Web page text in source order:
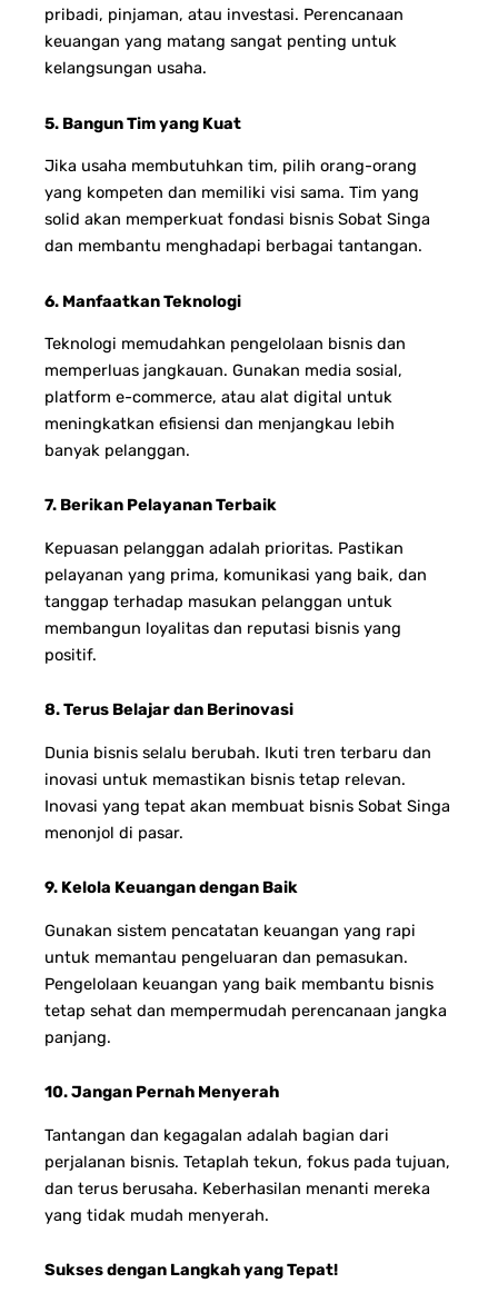
pribadi, pinjaman, atau investasi. Perencanaan
keuangan yang matang sangat penting untuk
kelangsungan usaha.
5. Bangun Tim yang Kuat
Jika usaha membutuhkan tim, pilih orang-orang
yang kompeten dan memiliki visi sama. Tim yang
solid akan memperkuat fondasi bisnis Sobat Singa
dan membantu menghadapi berbagai tantangan.
6. Manfaatkan Teknologi
Teknologi memudahkan pengelolaan bisnis dan
memperluas jangkauan. Gunakan media sosial,
platform e-commerce, atau alat digital untuk
meningkatkan efisiensi dan menjangkau lebih
banyak pelanggan.
7. Berikan Pelayanan Terbaik
Kepuasan pelanggan adalah prioritas. Pastikan
pelayanan yang prima, komunikasi yang baik, dan
tanggap terhadap masukan pelanggan untuk
membangun loyalitas dan reputasi bisnis yang
positif.
8. Terus Belajar dan Berinovasi
Dunia bisnis selalu berubah. Ikuti tren terbaru dan
inovasi untuk memastikan bisnis tetap relevan.
Inovasi yang tepat akan membuat bisnis Sobat Singa
menonjol di pasar.
9. Kelola Keuangan dengan Baik
Gunakan sistem pencatatan keuangan yang rapi
untuk memantau pengeluaran dan pemasukan.
Pengelolaan keuangan yang baik membantu bisnis
tetap sehat dan mempermudah perencanaan jangka
panjang.
10. Jangan Pernah Menyerah
Tantangan dan kegagalan adalah bagian dari
perjalanan bisnis. Tetaplah tekun, fokus pada tujuan,
dan terus berusaha. Keberhasilan menanti mereka
yang tidak mudah menyerah.
Sukses dengan Langkah yang Tepat!